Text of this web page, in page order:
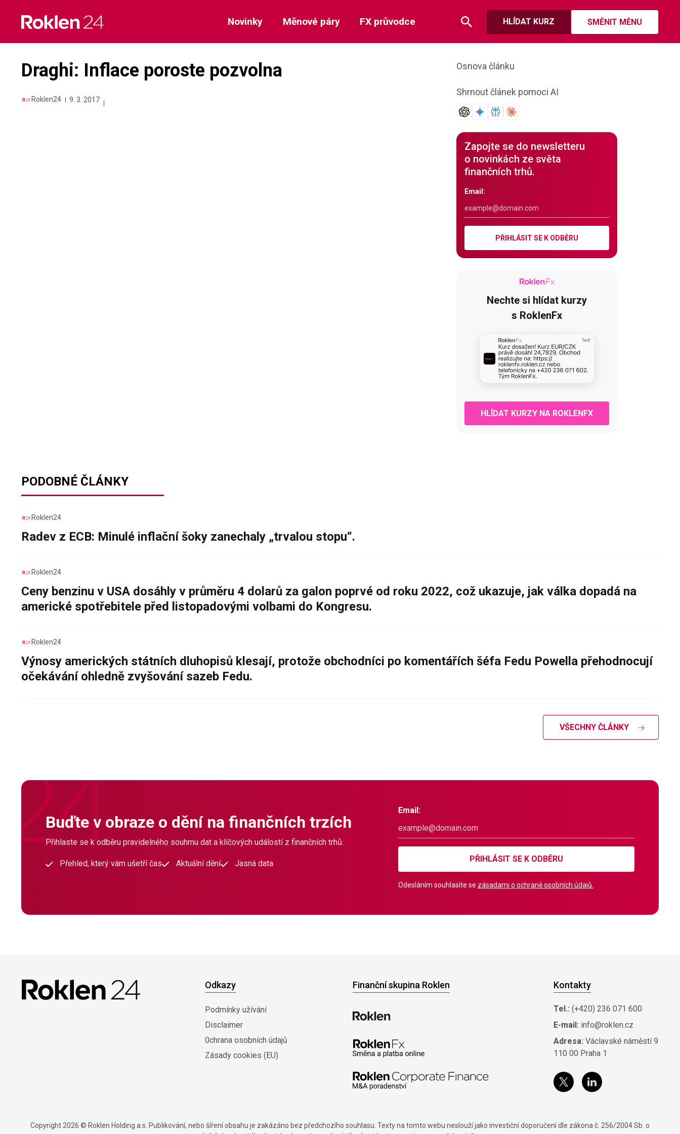
content
HLÍDAT KURZ SMĚNIT MĚNU
Novinky Měnové páry FX průvodce
Draghi: Inflace poroste pozvolna
Roklen24 9. 3. 2017
Osnova článku
Shrnout článek pomoci AI
Zapojte se do newsletteru
o novinkách ze světa
finančních trhů.
Email:
PŘIHLÁSIT SE K ODBĚRU
Nechte si hlídat kurzy
s RoklenFx
HLÍDAT KURZY NA ROKLENFX
PODOBNÉ ČLÁNKY
Roklen24
Radev z ECB: Minulé inflační šoky zanechaly „trvalou stopu“.
Roklen24
Ceny benzinu v USA dosáhly v průměru 4 dolarů za galon poprvé od roku 2022, což ukazuje, jak válka dopadá na
americké spotřebitele před listopadovými volbami do Kongresu.
Roklen24
Výnosy amerických státních dluhopisů klesají, protože obchodníci po komentářích šéfa Fedu Powella přehodnocují
očekávání ohledně zvyšování sazeb Fedu.
VŠECHNY ČLÁNKY
Buďte v obraze o dění na finančních trzích
Přihlaste se k odběru pravidelného souhrnu dat a klíčových událostí z finančních trhů.
Přehled, který vám ušetří čas Aktuální dění Jasná data
Email:
PŘIHLÁSIT SE K ODBĚRU
Odesláním souhlasíte se zásadami o ochraně osobních údajů.
Odkazy
Podmínky užívání
Disclaimer
0chrana osobních údajů
Zásady cookies (EU)
Finanční skupina Roklen Kontakty
Tel.: (+420) 236 071 600
E-mail: info@roklen.cz
Adresa: Václavské náměstí 9
110 00 Praha 1
Copyright 2026 © Roklen Holding a.s. Publikování, nebo šíření obsahu je zakázáno bez předchozího souhlasu. Texty na tomto webu neslouží jako investiční doporučení dle zákona č. 256/2004 Sb. o